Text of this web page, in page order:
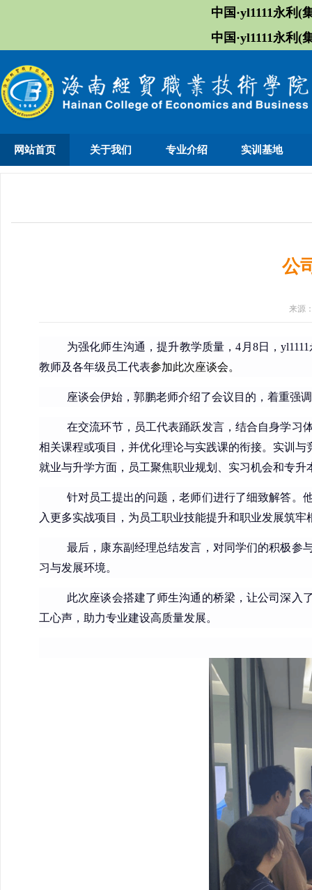
中国·yl1111永利(
中国·yl1111永利(
网站首页 关于我们 专业介绍 实训基地
公
来源
为强化师生沟通，提升教学质量，4月8日，
教师及各年级员工代表参加此次座谈会。
座谈会伊始，郭鹏老师介绍了会议目的，着重强
在交流环节，员工代表踊跃发言，结合自身学习
相关课程或项目，并优化理论与实践课的衔接。实训
就业与升学方面，员工聚焦职业规划、实习机会和专
针对员工提出的问题，老师们进行了细致解答。
入更多实战项目，为员工职业技能提升和职业发展筑牢
最后，康东副经理总结发言，对同学们的积极参
习与发展环境。
此次座谈会搭建了师生沟通的桥梁，让公司深入
工心声，助力专业建设高质量发展。